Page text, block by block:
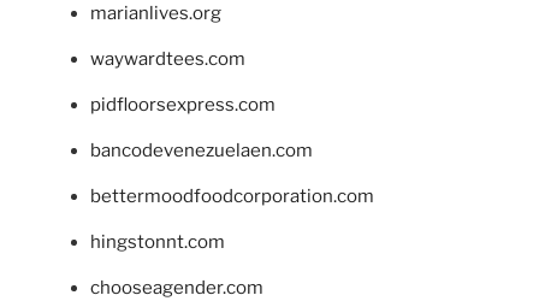
marianlives.org
waywardtees.com
pidfloorsexpress.com
bancodevenezuelaen.com
bettermoodfoodcorporation.com
hingstonnt.com
chooseagender.com